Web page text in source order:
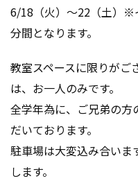
6/18（火）～22（土）※
分間となります。
教室スペースに限りがご
は、お一人のみです。
全学年為に、ご兄弟の方
だいております。
駐車場は大変込み合いま
します。